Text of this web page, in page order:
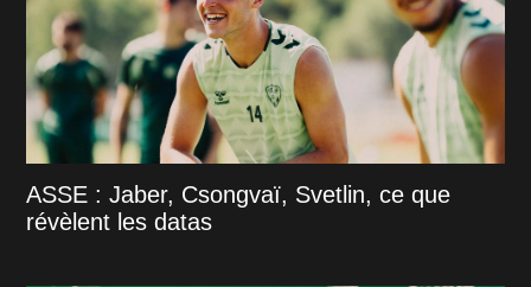
ASSE : Jaber, Csongvaï, Svetlin, ce que
révèlent les datas